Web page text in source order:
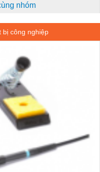
nhóm
bị công nghiệp